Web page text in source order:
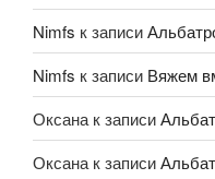
Nimfs к записи
Nimfs к записи Вяжем
Оксана к записи
Оксана к записи